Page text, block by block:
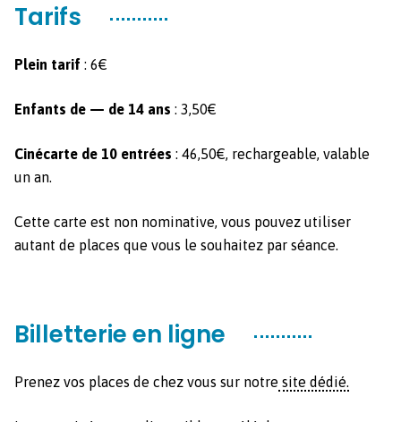
Tarifs
Plein tarif : 6€
Enfants de — de 14 ans : 3,50€
Ciné­carte de 10 entrées : 46,50€, recharge­able, val­able
un an.
Cette carte est non nom­i­na­tive, vous pou­vez utilis­er
autant de places que vous le souhaitez par séance.
Billetterie en ligne
Prenez vos places de chez vous sur notre site dédié.